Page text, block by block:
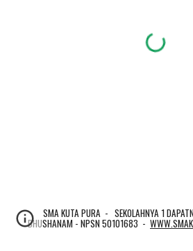
SMA KUTA PURA - SEKOLAHNYA 1
BHUSHANAM - NPSN 50101683 -